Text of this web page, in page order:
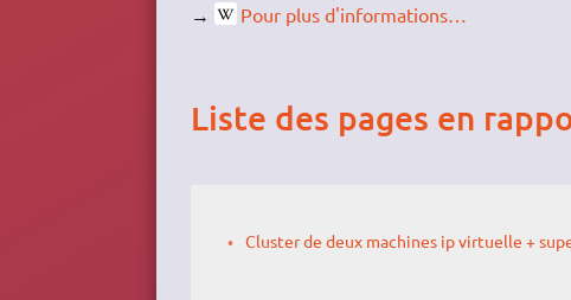
→
Pour plus d'informations…
Liste des pages en
Cluster de deux machines ip virtuelle +